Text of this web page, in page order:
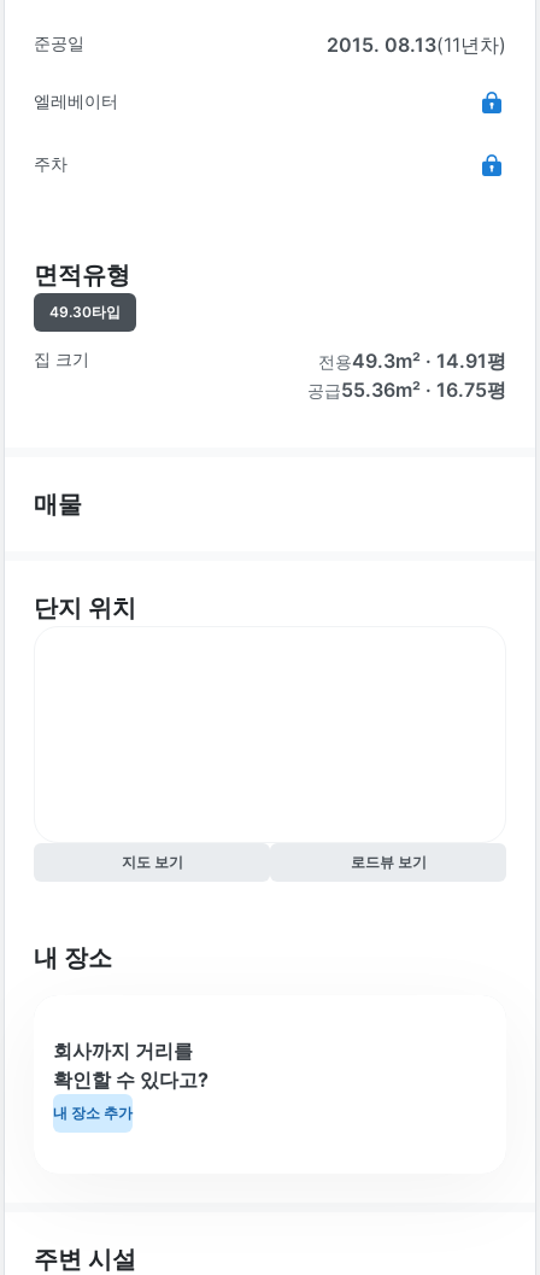
준공일 2015. 08.13(11년차)
엘레베이터
주차
면적유형
49.30타입
집 크기 전용49.3m² · 14.91평
공급55.36m² · 16.75평
매물
단지 위치
지도 보기 로드뷰 보기
내 장소
회사까지 거리를
확인할 수 있다고?
내 장소 추가
주변 시설